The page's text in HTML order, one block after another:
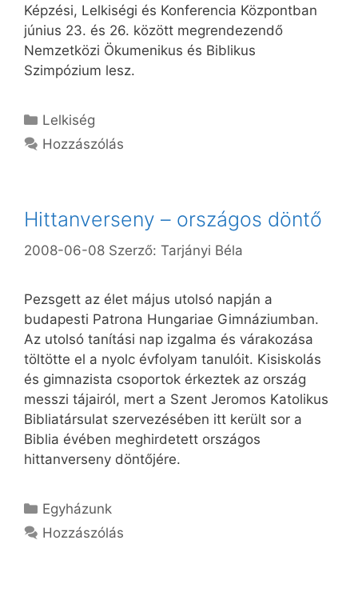
Képzési, Lelkiségi és Konferencia Központban
június 23. és 26. között megrendezendő
Nemzetközi Ökumenikus és Biblikus
Szimpózium lesz.
Kategória
Lelkiség
Hozzászólás
Hittanverseny – országos döntő
2008-06-08 Szerző: Tarjányi Béla
Pezsgett az élet május utolsó napján a
budapesti Patrona Hungariae Gimnáziumban.
Az utolsó tanítási nap izgalma és várakozása
töltötte el a nyolc évfolyam tanulóit. Kisiskolás
és gimnazista csoportok érkeztek az ország
messzi tájairól, mert a Szent Jeromos Katolikus
Bibliatársulat szervezésében itt került sor a
Biblia évében meghirdetett országos
hittanverseny döntőjére.
Kategória
Egyházunk
Hozzászólás